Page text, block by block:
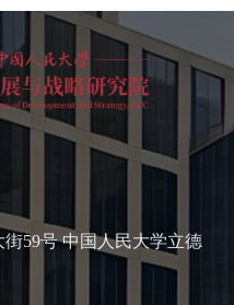
59号 中国人民大学立德